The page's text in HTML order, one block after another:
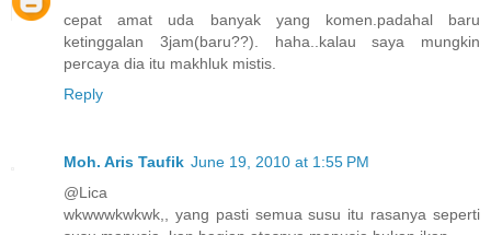
cepat amat uda banyak yang komen.padahal baru
ketinggalan 3jam(baru??). haha..kalau saya mungkin
percaya dia itu makhluk mistis.
Reply
Moh. Aris Taufik June 19, 2010 at 1:55 PM
@Lica
wkwwwkwkwk,, yang pasti semua susu itu rasanya seperti